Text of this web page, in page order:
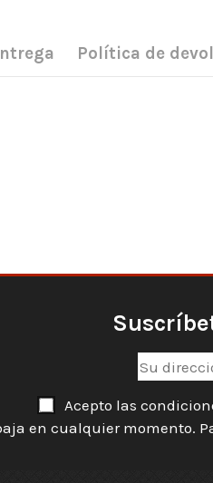
Política de
Acepto las
en cualquier momento.